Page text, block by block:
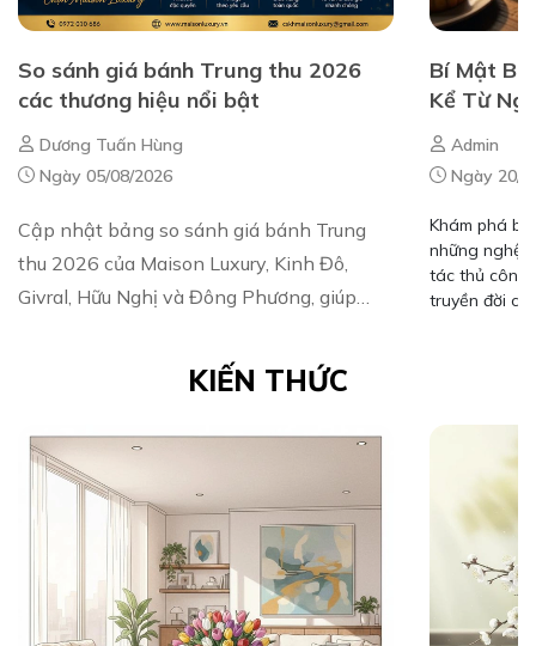
So sánh giá bánh Trung thu 2026
các thương hiệu nổi bật
Dương Tuấn Hùng
Ngày 05/08/2026
Cập nhật bảng so sánh giá bánh Trung
thu 2026 của Maison Luxury, Kinh Đô,
Givral, Hữu Nghị và Đông Phương, giúp
Bí Mật
Kể Từ
Admin
Ngày 20/
Khám phá bí
những nghệ
tác thủ
truyền đời
KIẾN THỨC